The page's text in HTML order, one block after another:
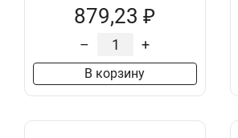
879,23 ₽
– +
В корзину